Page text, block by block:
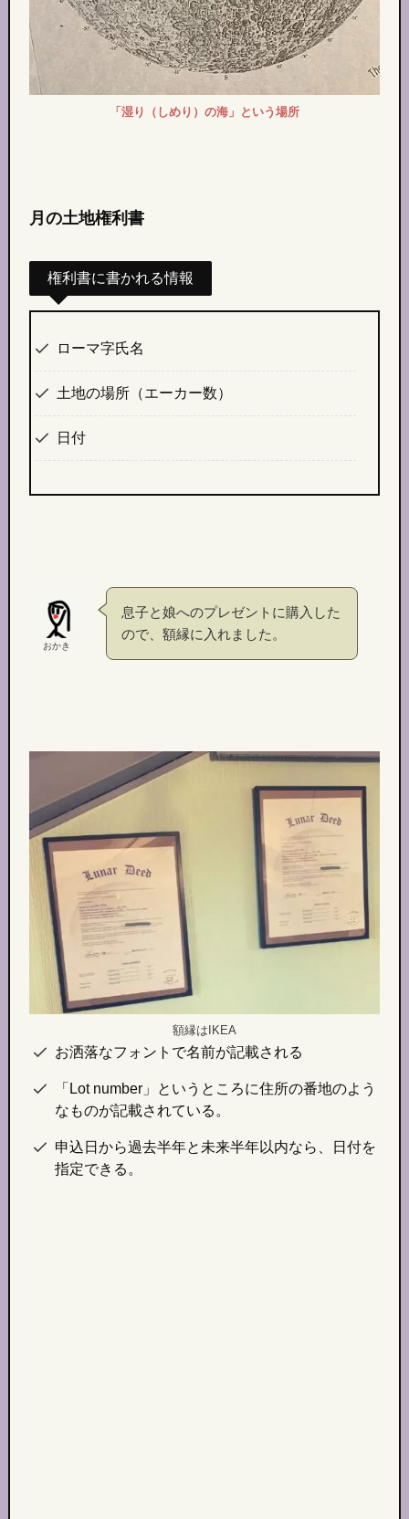
「湿り（しめり）の海」という場所
月の土地権利書
権利書に書かれる情報
ローマ字氏名
土地の場所（エーカー数）
日付
おかき
息子と娘へのプレゼントに購入した
ので、額縁に入れました。
額縁はIKEA
お洒落なフォントで名前が記載される
「Lot number」というところに住所の番地のよう
なものが記載されている。
申込日から過去半年と未来半年以内なら、日付を
指定できる。